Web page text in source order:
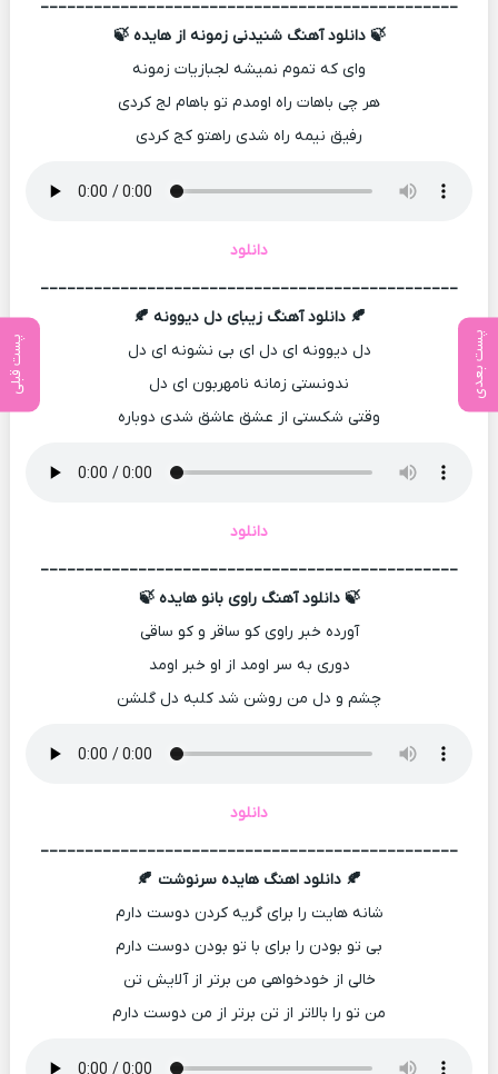
پست بعدی پست قبلی
🍃 دانلود آهنگ شنیدنی زمونه از هایده 🍃
وای که تموم نمیشه لجبازیات زمونه
هر چی باهات راه اومدم تو باهام لج کردی
رفیق نیمه راه شدی راهتو کج کردی
دانلود
_______________________________________________
🍂 دانلود آهنگ زیبای دل دیوونه 🍂
دل دیوونه ای دل ای بی نشونه ای دل
ندونستی زمانه نامهربون ای دل
وقتی شکستی از عشق عاشق شدی دوباره
دانلود
_______________________________________________
🍃 دانلود آهنگ راوی بانو هایده 🍃
آورده خبر راوی کو ساقر و کو ساقی
دوری به سر اومد از او خبر اومد
چشم و دل من روشن شد کلبه دل گلشن
دانلود
_______________________________________________
🍂 دانلود اهنگ هایده سرنوشت 🍂
شانه هایت را برای گریه کردن دوست دارم
بی تو بودن را برای با تو بودن دوست دارم
خالی از خودخواهی من برتر از آلایش تن
من تو را بالاتر از تن برتر از من دوست دارم